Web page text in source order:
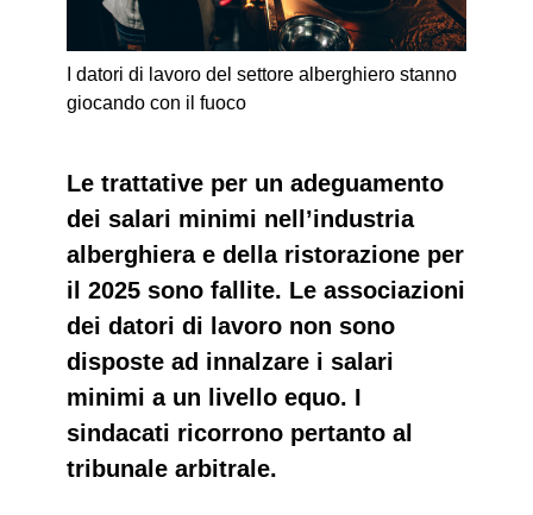
I datori di lavoro del settore alberghiero stanno
giocando con il fuoco
Le trattative per un adeguamento
dei salari minimi nell’industria
alberghiera e della ristorazione per
il 2025 sono fallite. Le associazioni
dei datori di lavoro non sono
disposte ad innalzare i salari
minimi a un livello equo. I
sindacati ricorrono pertanto al
tribunale arbitrale.